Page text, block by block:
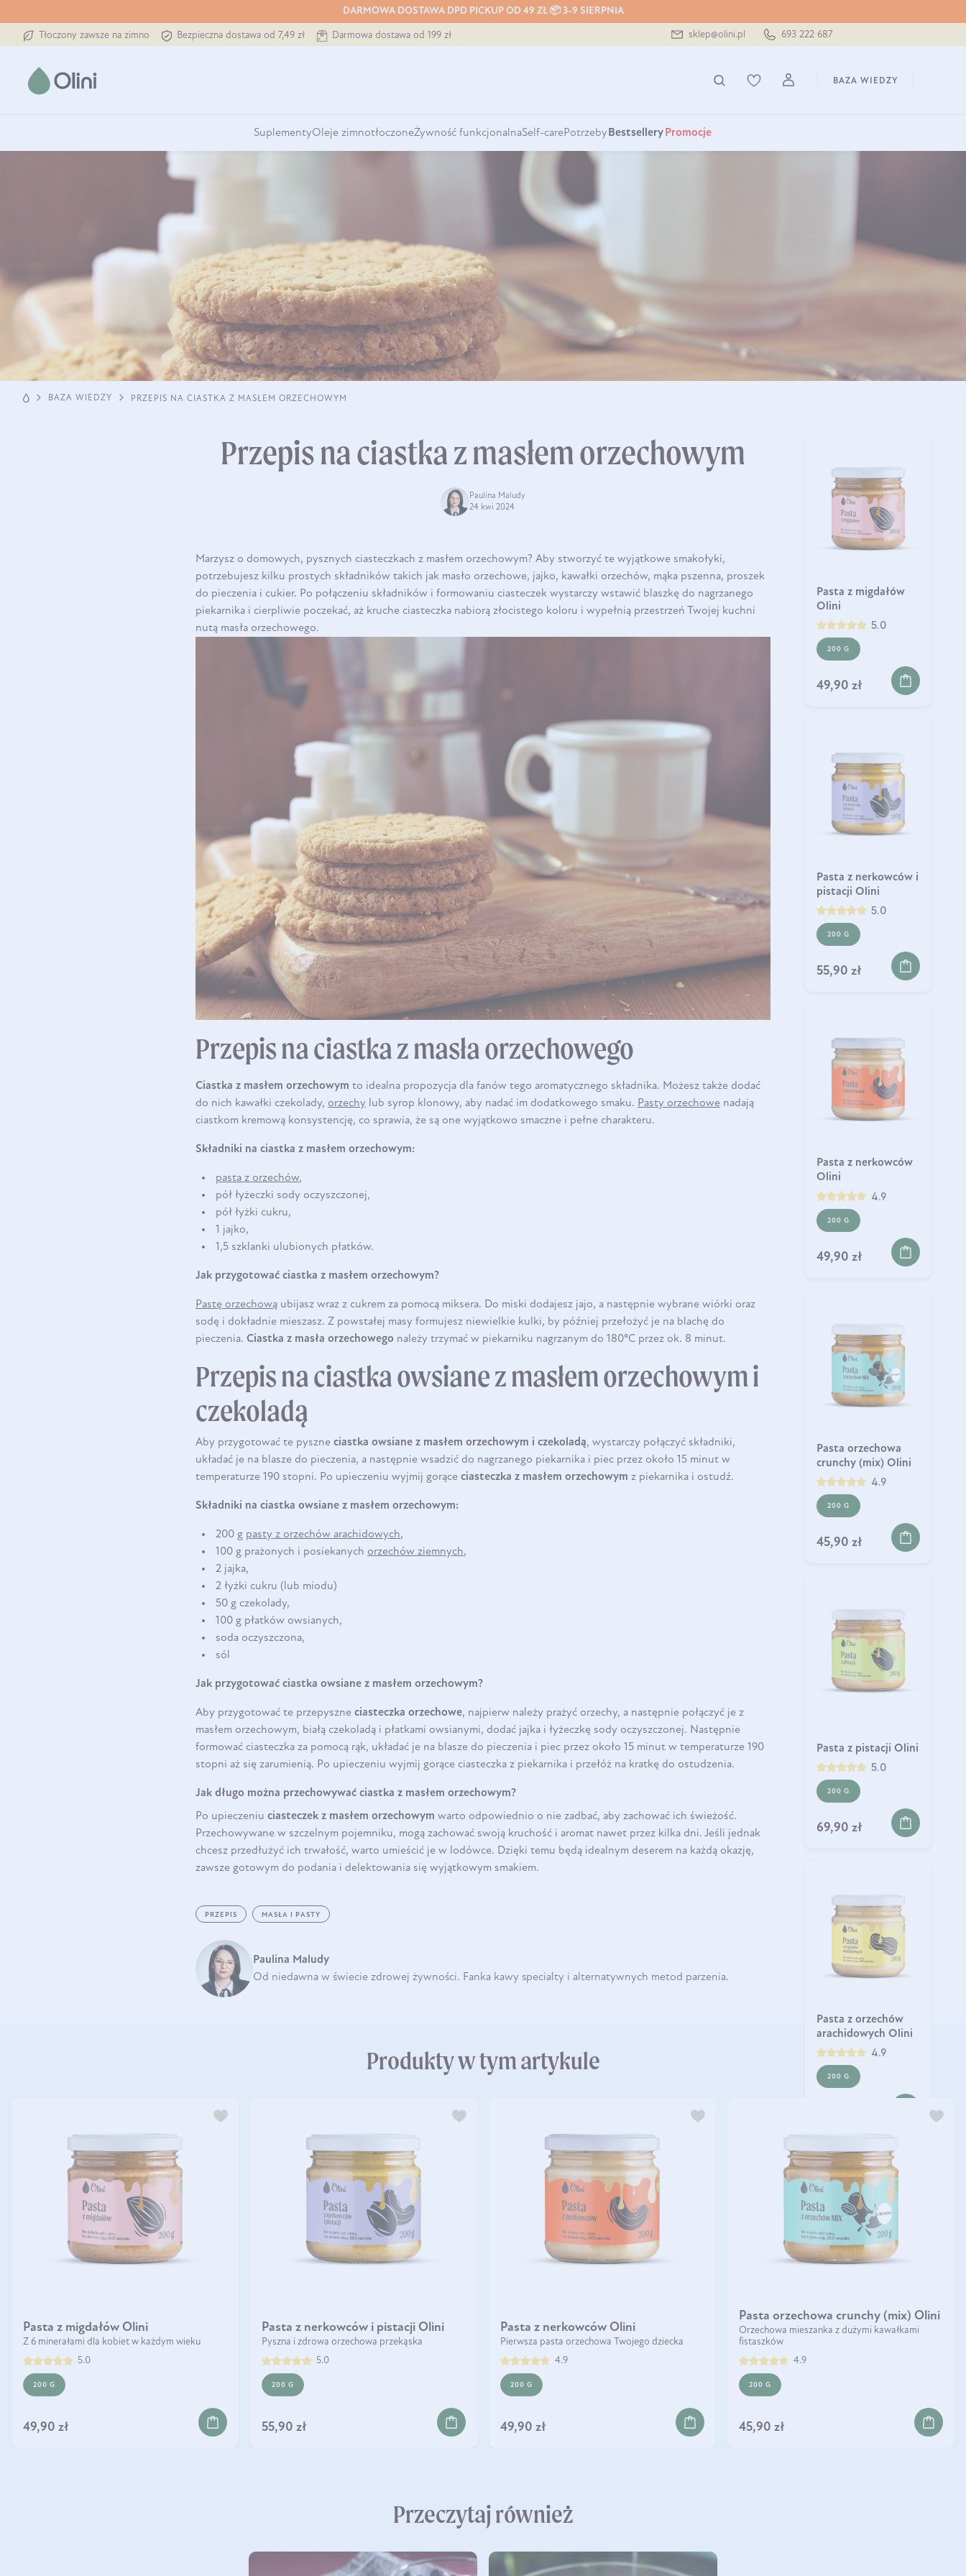
DARMOWA DOSTAWA DPD PICKUP OD 49 ZŁ 📦 3-9 SIERPNIA
Tłoczony zawsze na zimno Bezpieczna dostawa od 7,49 zł Darmowa dostawa od 199 zł sklep@olini.pl 693 222 687
BAZA WIEDZY
SuplementyOleje zimnotłoczoneŻywność funkcjonalnaSelf-carePotrzeby Bestsellery Promocje
BAZA WIEDZY PRZEPIS NA CIASTKA Z MASŁEM ORZECHOWYM
Przepis na ciastka z masłem orzechowym
Paulina Maludy
24 kwi 2024
Pasta z migdałów
Olini
5.0
200 G
49,90 zł
Pasta z nerkowców i
pistacji Olini
5.0
200 G
55,90 zł
DO KOSZYKA
Pasta z nerkowców
Olini
4.9
200 G
49,90 zł
Pasta orzechowa
crunchy (mix) Olini
4.9
200 G
45,90 zł
Pasta z pistacji Olini
5.0
200 G
69,90 zł
Pasta z orzechów
arachidowych Olini
4.9
200 G
Olini
DO KOSZYKA
Marzysz o domowych, pysznych ciasteczkach z masłem orzechowym? Aby stworzyć te wyjątkowe smakołyki,
potrzebujesz kilku prostych składników takich jak masło orzechowe, jajko, kawałki orzechów, mąka pszenna, proszek
do pieczenia i cukier. Po połączeniu składników i formowaniu ciasteczek wystarczy wstawić blaszkę do nagrzanego
piekarnika i cierpliwie poczekać, aż kruche ciasteczka nabiorą złocistego koloru i wypełnią przestrzeń Twojej kuchni
nutą masła orzechowego.
Przepis na ciastka z masła orzechowego
Ciastka z masłem orzechowym to idealna propozycja dla fanów tego aromatycznego składnika. Możesz także dodać
do nich kawałki czekolady, orzechy lub syrop klonowy, aby nadać im dodatkowego smaku. Pasty orzechowe nadają
ciastkom kremową konsystencję, co sprawia, że są one wyjątkowo smaczne i pełne charakteru.
Składniki na ciastka z masłem orzechowym:
pasta z orzechów,
pół łyżeczki sody oczyszczonej,
pół łyżki cukru,
1 jajko,
1,5 szklanki ulubionych płatków.
Jak przygotować ciastka z masłem orzechowym?
Pastę orzechową ubijasz wraz z cukrem za pomocą miksera. Do miski dodajesz jajo, a następnie wybrane wiórki oraz
sodę i dokładnie mieszasz. Z powstałej masy formujesz niewielkie kulki, by później przełożyć je na blachę do
pieczenia. Ciastka z masła orzechowego należy trzymać w piekarniku nagrzanym do 180°C przez ok. 8 minut.
Przepis na ciastka owsiane z masłem orzechowym i
czekoladą
Aby przygotować te pyszne ciastka owsiane z masłem orzechowym i czekoladą, wystarczy połączyć składniki,
układać je na blasze do pieczenia, a następnie wsadzić do nagrzanego piekarnika i piec przez około 15 minut w
temperaturze 190 stopni. Po upieczeniu wyjmij gorące ciasteczka z masłem orzechowym z piekarnika i ostudź.
Składniki na ciastka owsiane z masłem orzechowym:
200 g pasty z orzechów arachidowych,
100 g prażonych i posiekanych orzechów ziemnych,
2 jajka,
2 łyżki cukru (lub miodu)
50 g czekolady,
100 g płatków owsianych,
soda oczyszczona,
sól
Jak przygotować ciastka owsiane z masłem orzechowym?
Aby przygotować te przepyszne ciasteczka orzechowe, najpierw należy prażyć orzechy, a następnie połączyć je z
masłem orzechowym, białą czekoladą i płatkami owsianymi, dodać jajka i łyżeczkę sody oczyszczonej. Następnie
formować ciasteczka za pomocą rąk, układać je na blasze do pieczenia i piec przez około 15 minut w temperaturze 190
stopni aż się zarumienią. Po upieczeniu wyjmij gorące ciasteczka z piekarnika i przełóż na kratkę do ostudzenia.
Jak długo można przechowywać ciastka z masłem orzechowym?
Po upieczeniu ciasteczek z masłem orzechowym warto odpowiednio o nie zadbać, aby zachować ich świeżość.
Przechowywane w szczelnym pojemniku, mogą zachować swoją kruchość i aromat nawet przez kilka dni. Jeśli jednak
chcesz przedłużyć ich trwałość, warto umieścić je w lodówce. Dzięki temu będą idealnym deserem na każdą okazję,
zawsze gotowym do podania i delektowania się wyjątkowym smakiem.
PRZEPIS MASŁA I PASTY
Paulina Maludy
Od niedawna w świecie zdrowej żywności. Fanka kawy specialty i alternatywnych metod parzenia.
Produkty w tym artykule
Pasta z migdałów Olini
Z 6 minerałami dla kobiet w każdym wieku
5.0
200 G
49,90 zł
Pasta z nerkowców i pistacji Olini
Pyszna i zdrowa orzechowa przekąska
5.0
200 G
55,90 zł
DO KOSZYKA
Pasta z nerkowców Olini
Pierwsza pasta orzechowa Twojego dziecka
4.9
200 G
49,90 zł
DO KOSZYKA
Pasta orzechowa crunchy (mix) Olini
Orzechowa mieszanka z dużymi kawałkami
fistaszków
4.9
200 G
45,90 zł
DO KOSZYKA DO KOSZYKA
Przeczytaj również